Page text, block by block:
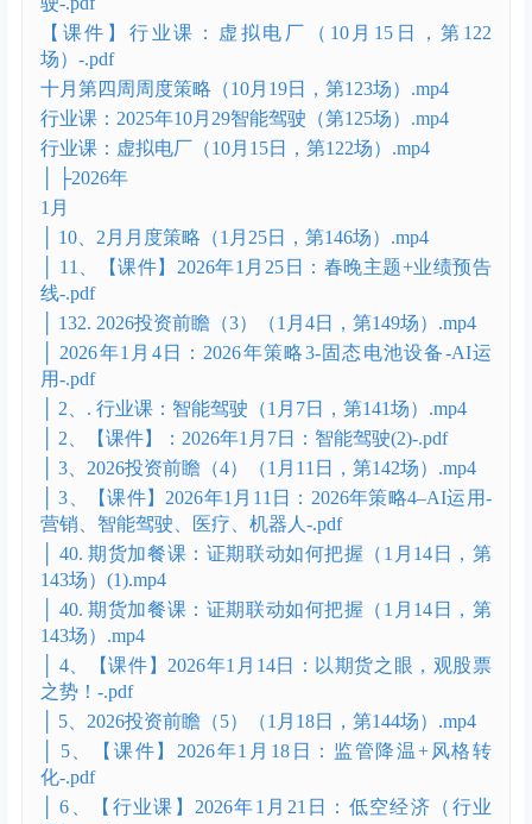
2025年10月26关税靴子落地阶段策略.mp4
2025年10月26日十一月策略与十五五规划解读.mov
【课件】2025年10月19日：10月第四周策略-.pdf
【课件】2025年10月26日十一月策略与十五五规划解
读-.pdf
【课件】2025年10月8日：10月第二周策略 -.pdf
【课件】行业课：2025年10月29日：行业课：智能驾
驶-.pdf
【课件】行业课：虚拟电厂（10月15日，第122
场）-.pdf
十月第四周周度策略（10月19日，第123场）.mp4
行业课：2025年10月29智能驾驶（第125场）.mp4
行业课：虚拟电厂（10月15日，第122场）.mp4
│ ├2026年
1月
│ 10、2月月度策略（1月25日，第146场）.mp4
│ 11、【课件】2026年1月25日：春晚主题+业绩预告
线-.pdf
│ 132. 2026投资前瞻（3）（1月4日，第149场）.mp4
│ 2026年1月4日：2026年策略3-固态电池设备-AI运
用-.pdf
│ 2、. 行业课：智能驾驶（1月7日，第141场）.mp4
│ 2、【课件】：2026年1月7日：智能驾驶(2)-.pdf
│ 3、2026投资前瞻（4）（1月11日，第142场）.mp4
│ 3、【课件】2026年1月11日：2026年策略4–AI运用-
营销、智能驾驶、医疗、机器人-.pdf
│ 40. 期货加餐课：证期联动如何把握（1月14日，第
143场）(1).mp4